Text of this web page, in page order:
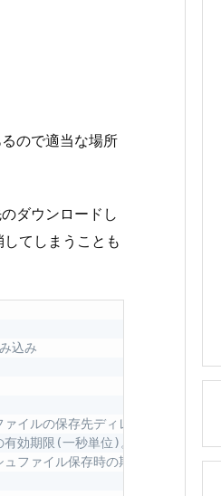
ので適当な場所
ダウンロードし
てしまうことも
込み
イルの保存先ディレクトリ
効期限(一秒単位)。例の86400は一
ファイル保存時の期限切れファイ